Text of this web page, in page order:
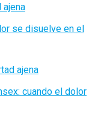
ajena
se disuelve en el
ajena
cuando el dolor